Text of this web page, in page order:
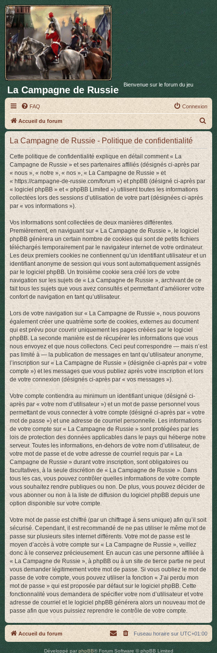
La Campagne de Russie Bienvenue sur le forum du jeu
FAQ Connexion
Accueil du forum
e
c
h
La Campagne de Russie - Politique de confidentialité
Cette politique de confidentialité explique en détail comment « La
Campagne de Russie » et ses partenaires affiliés (désignés ci-après par
« nous », « notre », « nos », « La Campagne de Russie » et
« https://campagne-de-russie.com/forum ») et phpBB (désigné ci-après par
« logiciel phpBB » et « phpBB Limited ») utilisent toutes les informations
collectées lors des sessions d’utilisation de votre part (désignées ci-après
par « vos informations »).
Vos informations sont collectées de deux manières différentes.
Premièrement, en naviguant sur « La Campagne de Russie », le logiciel
phpBB génèrera un certain nombre de cookies qui sont de petits fichiers
téléchargés temporairement par le navigateur internet de votre ordinateur.
Les deux premiers cookies ne contiennent qu’un identifiant utilisateur et un
identifiant anonyme de session qui vous sont automatiquement assignés
par le logiciel phpBB. Un troisième cookie sera créé lors de votre
navigation sur les sujets de « La Campagne de Russie », archivant de ce
fait tous les sujets que vous avez consultés et permettant d’améliorer votre
confort de navigation en tant qu’utilisateur.
Lors de votre navigation sur « La Campagne de Russie », nous pouvons
également créer une quatrième sorte de cookies, externes au document
qui est prévu pour couvrir uniquement les pages créées par le logiciel
phpBB. La seconde manière est de récupérer les informations que vous
nous envoyez et que nous collectons. Ceci peut correspondre — mais n’est
pas limité à — la publication de messages en tant qu’utilisateur anonyme,
l’inscription sur « La Campagne de Russie » (désignée ci-après par « votre
compte ») et les messages que vous publiez après votre inscription et lors
de votre connexion (désignés ci-après par « vos messages »).
Votre compte contiendra au minimum un identifiant unique (désigné ci-
après par « votre nom d’utilisateur ») et un mot de passe personnel vous
permettant de vous connecter à votre compte (désigné ci-après par « votre
mot de passe ») et une adresse de courriel personnelle. Les informations
de votre compte sur « La Campagne de Russie » sont protégées par les
lois de protection des données applicables dans le pays qui héberge notre
serveur. Toutes les informations, en-dehors de votre nom d’utilisateur, de
votre mot de passe et de votre adresse de courriel requis par « La
Campagne de Russie » durant votre inscription, sont obligatoires ou
facultatives, à la seule discrétion de « La Campagne de Russie ». Dans
tous les cas, vous pouvez contrôler quelles informations de votre compte
vous souhaitez rendre publiques ou non. De plus, vous pouvez décider de
vous abonner ou non à la liste de diffusion du logiciel phpBB depuis une
option disponible sur votre compte.
Votre mot de passe est chiffré (par un chiffrage à sens unique) afin qu’il soit
sécurisé. Cependant, il est recommandé de ne pas utiliser le même mot de
passe sur plusieurs sites internet différents. Votre mot de passe est le
moyen d’accès à votre compte sur « La Campagne de Russie », veillez
donc à le conservez précieusement. En aucun cas une personne affiliée à
« La Campagne de Russie », à phpBB ou à un site de tierce partie ne peut
vous demander légitimement votre mot de passe. Si vous oubliez le mot de
passe de votre compte, vous pouvez utiliser la fonction « J’ai perdu mon
mot de passe » qui est proposée par défaut sur le logiciel phpBB. Cette
fonctionnalité vous demandera de spécifier votre nom d’utilisateur et votre
adresse de courriel et le logiciel phpBB générera alors un nouveau mot de
passe afin que vous puissiez reprendre le contrôle de votre compte.
Accueil du forum Fuseau horaire sur UTC+01:00
Développé parphpBB® Forum Software © phpBB Limited